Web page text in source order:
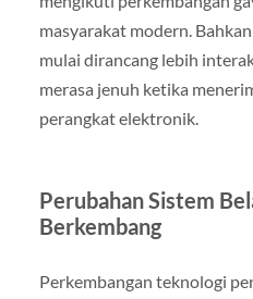
masyarakat modern.
mulai dirancang lebih
merasa jenuh ketika
perangkat elektronik.
Perubahan Sistem
Berkembang
Perkembangan teknologi